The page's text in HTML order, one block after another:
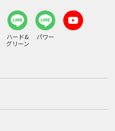
ハード&
グリーン
パワー